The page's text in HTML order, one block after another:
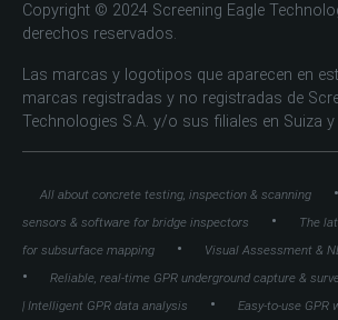
Copyright © 2024 Screening Eagle
derechos reservados.
Las marcas y logotipos que aparecen en
marcas registradas y no registradas de
Technologies S.A. y/o sus filiales en Suiza
All about concrete testing, inspection & scanning •
sensors & software for bridge inspectors
•
The
for subsurface mapping
• Visual Assessment &
• Reliable, real-time GPR underground capture &
| Intelligent GPR data analysis
• Easy-to-use GPR